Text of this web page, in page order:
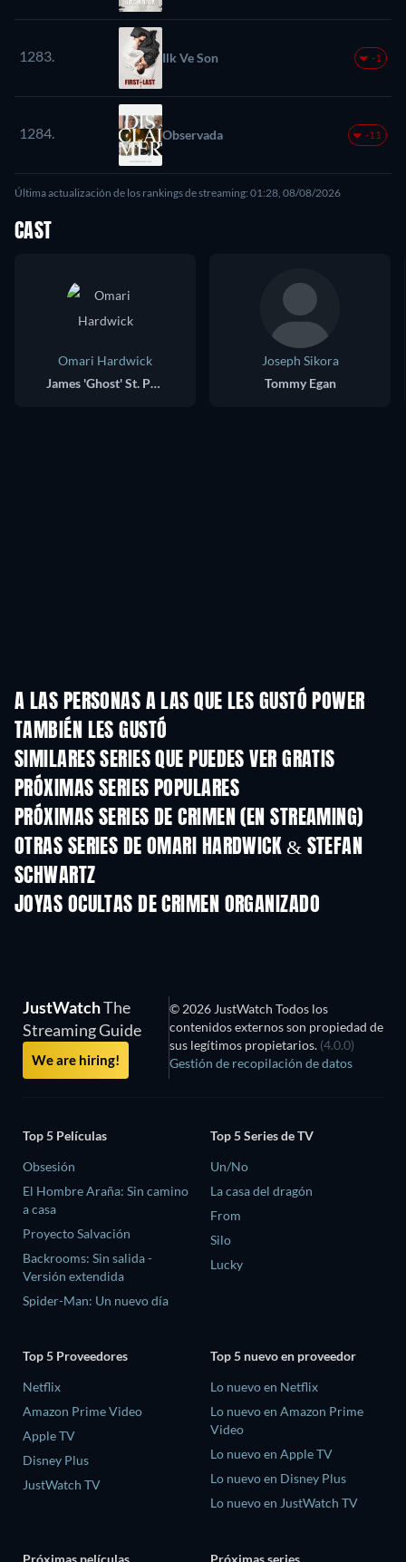
1283. Ilk Ve Son -1
1284. Observada -11
Última actualización de los rankings de streaming: 01:28, 08/08/2026
CAST
Omari Hardwick
James 'Ghost' St. Patrick
Joseph Sikora
Tommy Egan
A LAS PERSONAS A LAS QUE LES GUSTÓ POWER
TAMBIÉN LES GUSTÓ
TV
SIMILARES SERIES QUE PUEDES VER GRATIS
TV TV
PRÓXIMAS SERIES POPULARES
TV
PRÓXIMAS SERIES DE CRIMEN (EN STREAMING)
Temporada 6 Temporada 2
OTRAS SERIES DE OMARI HARDWICK & STEFAN
SCHWARTZ
JOYAS OCULTAS DE CRIMEN ORGANIZADO
JustWatchThe
Streaming Guide
We are hiring!
© 2026 JustWatch Todos los
contenidos externos son propiedad de
sus legítimos propietarios. (4.0.0)
Gestión de recopilación de datos
Top 5 Películas
Obsesión
El Hombre Araña: Sin camino
a casa
Proyecto Salvación
Backrooms: Sin salida -
Versión extendida
Spider-Man: Un nuevo día
Top 5 Series de TV
Un/No
La casa del dragón
From
Silo
Lucky
Top 5 Proveedores
Netflix
Amazon Prime Video
Apple TV
Disney Plus
JustWatch TV
Top 5 nuevo en proveedor
Lo nuevo en Netflix
Lo nuevo en Amazon Prime
Video
Lo nuevo en Apple TV
Lo nuevo en Disney Plus
Lo nuevo en JustWatch TV
Próximas películas Próximas series